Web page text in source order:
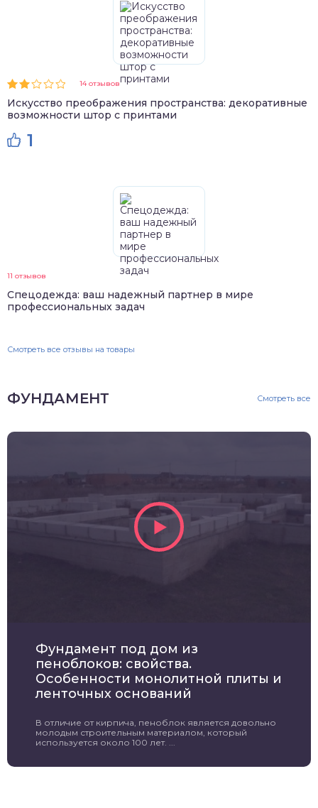
14 отзывов
Искусство преображения пространства: декоративные
возможности штор с принтами
1
11 отзывов
Спецодежда: ваш надежный партнер в мире
профессиональных задач
Смотреть все отзывы на товары
ФУНДАМЕНТ Смотреть все
Фундамент под дом из
пеноблоков: свойства.
Особенности монолитной плиты и
ленточных оснований
В отличие от кирпича, пеноблок является довольно
молодым строительным материалом, который
используется около 100 лет. ...